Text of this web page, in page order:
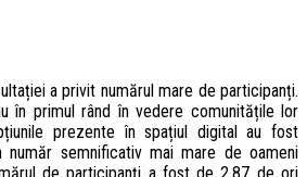
a privit numărul mare de participanți.
în primul rând în vedere comunitățile lor
prezente în spațiul digital au fost
semnificativ mai mare de oameni